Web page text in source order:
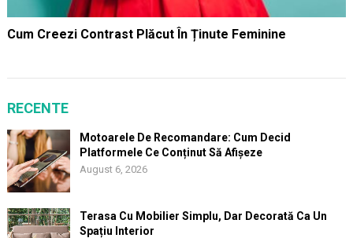
Cum Creezi Contrast Plăcut În Ținute Feminine
RECENTE
Motoarele De Recomandare: Cum Decid
Platformele Ce Conținut Să Afișeze
August 6, 2026
Terasa Cu Mobilier Simplu, Dar Decorată Ca Un
Spațiu Interior